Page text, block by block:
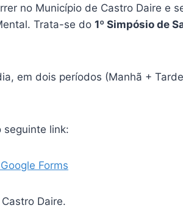
no Município de Castro Daire e
Trata-se do 1º Simpósio de
em dois períodos (Manhã +
seguinte link:
Forms
Daire.